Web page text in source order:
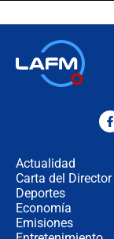
Actualidad
Carta del Director
Deportes
Economía
Emisiones